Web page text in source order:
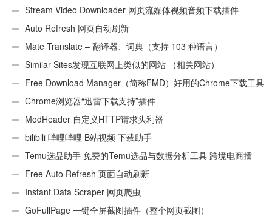
Stream Video Downloader 网页流媒体视频音频下载插件
Auto Refresh 网页自动刷新
Mate Translate – 翻译器、词典（支持 103 种语言）
Similar Sites发现互联网上类似的网站 （相关网站）
Free Download Manager（简称FMD）好用的Chrome下载工具
插件Chrome浏览器“迅雷下载支持”插件
ModHeader 自定义HTTP请求头利器
bilibili 哔哩哔哩 B站视频 下载助手
Temu选品助手 免费的Temu选品与数据分析工具 跨境电商插
件 Free Auto Refresh 页面自动刷新
Instant Data Scraper 网页爬虫
GoFullPage 一键全屏截图插件（整个网页截图）